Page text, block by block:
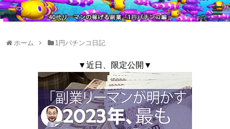
ホーム 1円パチンコ日記
▼近日、限定公開▼